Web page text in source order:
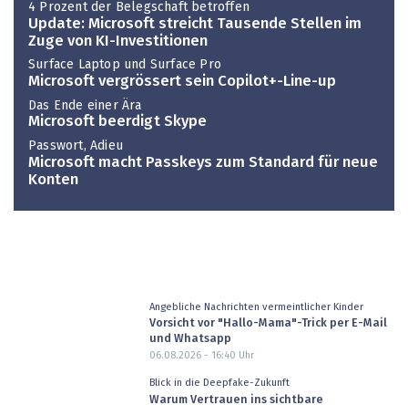
4 Prozent der Belegschaft betroffen
Update: Microsoft streicht Tausende Stellen im
Zuge von KI-Investitionen
Surface Laptop und Surface Pro
Microsoft vergrössert sein Copilot+-Line-up
Das Ende einer Ära
Microsoft beerdigt Skype
Passwort, Adieu
Microsoft macht Passkeys zum Standard für neue
Konten
Angebliche Nachrichten vermeintlicher Kinder
Vorsicht vor "Hallo-Mama"-Trick per E-Mail
und Whatsapp
06.08.2026 - 16:40 Uhr
Blick in die Deepfake-Zukunft
Warum Vertrauen ins sichtbare